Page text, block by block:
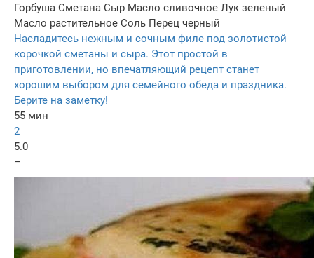
Горбуша Сметана Сыр Масло сливочное Лук зеленый
Масло растительное Соль Перец черный
Насладитесь нежным и сочным филе под золотистой
корочкой сметаны и сыра. Этот простой в
приготовлении, но впечатляющий рецепт станет
хорошим выбором для семейного обеда и праздника.
Берите на заметку!
55 мин
2
5.0
–